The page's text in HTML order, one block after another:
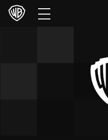
Películas
Juegos y Aplicaciones